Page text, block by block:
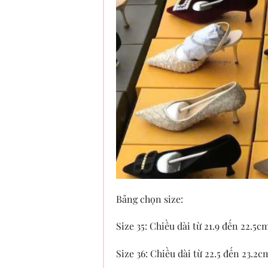
Bảng chọn size:
Size 35: Chiều dài từ 21.9 đến
Size 36: Chiều dài từ 22.5 đến